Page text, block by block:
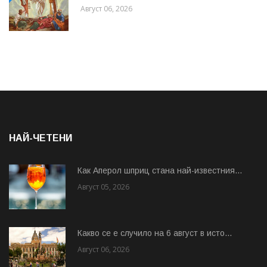
Август 06, 2026
НАЙ-ЧЕТЕНИ
Как Аперол шприц стана най-известния...
Август 05, 2026
Какво се е случило на 6 август в исто...
Август 06, 2026